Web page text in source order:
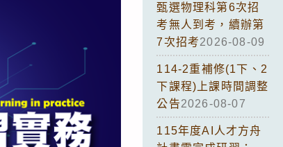
甄選物理科第6次招
考無人到考，續辦第
7次招考2026-08-09
114-2重補修(1下、2
下課程)上課時間調整
公告2026-08-07
115年度AI人才方舟